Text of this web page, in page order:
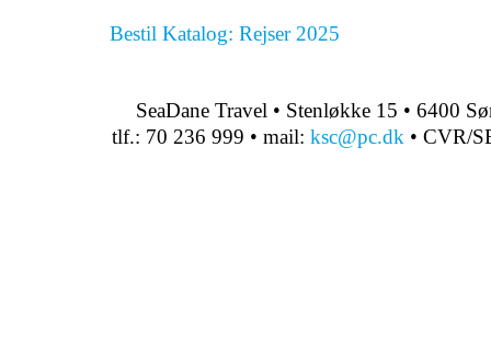
Bestil Katalog: Rejser 2025
SeaDane Travel • Stenløkke 15 • 6400
tlf.: 70 236 999 • mail: ksc@pc.dk • CVR/